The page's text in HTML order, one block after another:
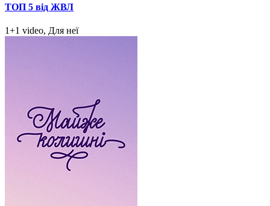
ТОП 5 від ЖВЛ
1+1 video, Для неї